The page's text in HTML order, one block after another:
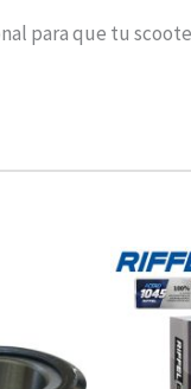
para que tu